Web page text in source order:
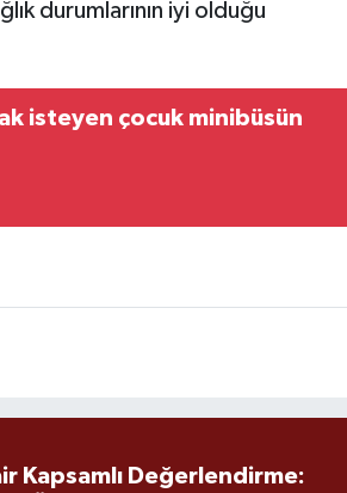
durumlarının iyi olduğu
isteyen çocuk minibüsün
Kapsamlı Değerlendirme: